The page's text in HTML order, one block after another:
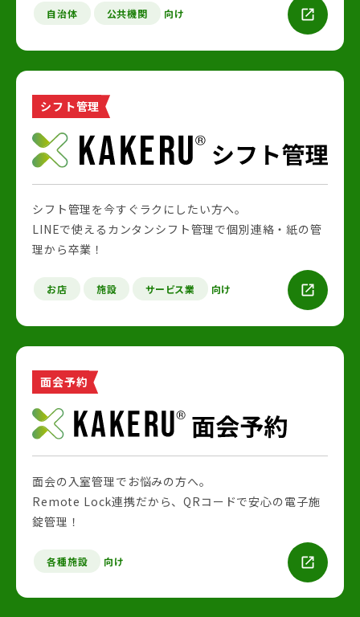
自治体 公共機関 向け
シフト管理
シフト管理を今すぐラクにしたい方へ。
LINEで使えるカンタンシフト管理で個別連絡・紙の管
理から卒業！
お店 施設 サービス業 向け
面会予約
面会の入室管理でお悩みの方へ。
Remote Lock連携だから、QRコードで安心の電子施
錠管理！
各種施設 向け